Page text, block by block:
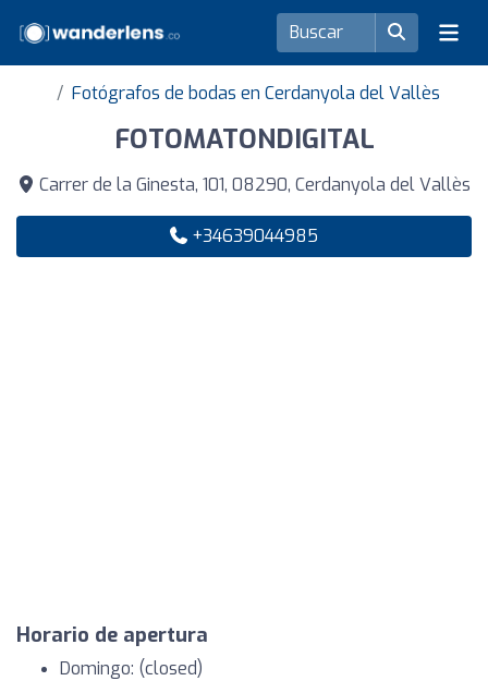
Fotógrafos de bodas en Cerdanyola del Vallès
FOTOMATONDIGITAL
Carrer de la Ginesta, 101, 08290, Cerdanyola del Vallès
+34639044985
Horario de apertura
Domingo: (closed)